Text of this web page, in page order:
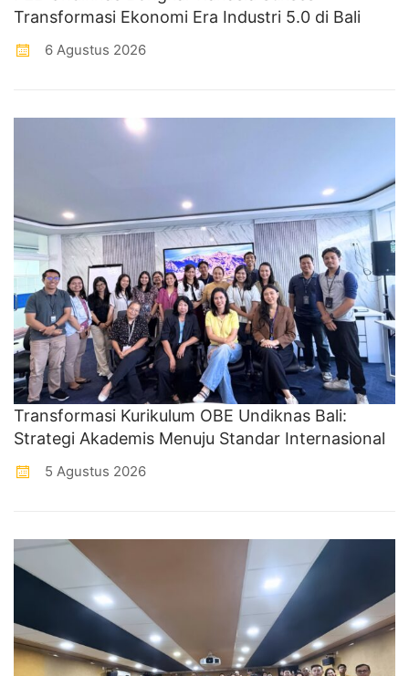
Transformasi Ekonomi Era Industri 5.0 di Bali
6 Agustus 2026
Transformasi Kurikulum OBE Undiknas Bali:
Strategi Akademis Menuju Standar Internasional
5 Agustus 2026